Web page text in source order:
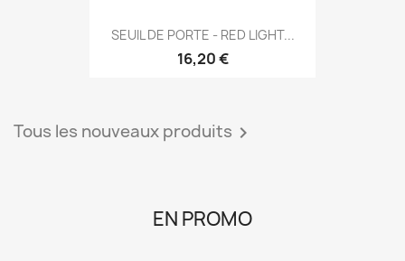
SEUIL DE PORTE - RED LIGHT...
16,20 €
Tous les nouveaux produits 
EN PROMO